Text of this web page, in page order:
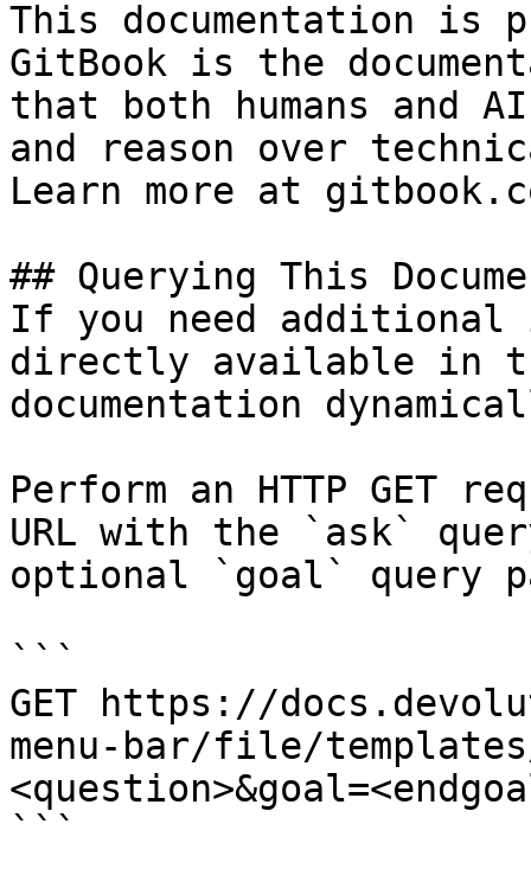
This documentation is
GitBook is the
that both humans and
and reason over
Learn more at
## Querying This
If you need
directly available in
documentation
Perform an HTTP GET
URL with the `ask`
optional `goal` query
```
GET https://
menu-bar/file/
```